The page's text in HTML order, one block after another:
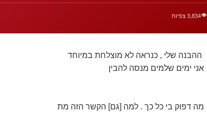
👁️3,834 צפיות
ההבנה שלי , כנראה לא מוצלחת במיוחד
אני ימים שלמים מנסה להבין
מה דפוק בי כל כך . למה [גם] הקשר הזה מת